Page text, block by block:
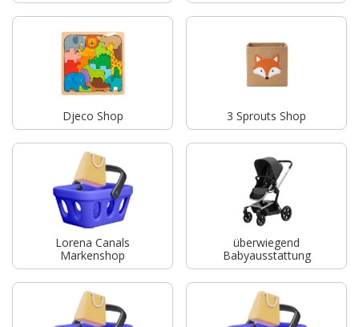
Djeco Shop 3 Sprouts Shop
Lorena Canals
Markenshop
überwiegend
Babyausstattung